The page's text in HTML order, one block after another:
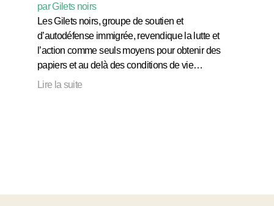
par Gilets noirs
Les Gilets noirs, groupe de soutien et
d’autodéfense immigrée, revendique la lutte et
l’action comme seuls moyens pour obtenir des
papiers et au delà des conditions de vie…
Lire la suite